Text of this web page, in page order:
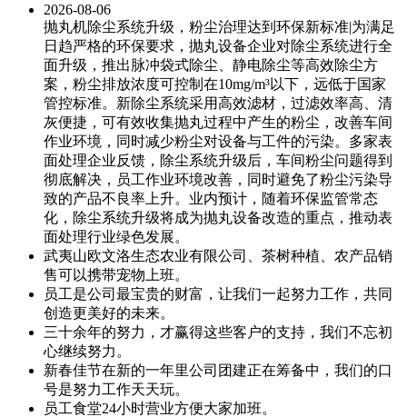
2026-08-06
抛丸机除尘系统升级，粉尘治理达到环保新标准|为满足
日趋严格的环保要求，抛丸设备企业对除尘系统进行全
面升级，推出脉冲袋式除尘、静电除尘等高效除尘方
案，粉尘排放浓度可控制在10mg/m³以下，远低于国家
管控标准。新除尘系统采用高效滤材，过滤效率高、清
灰便捷，可有效收集抛丸过程中产生的粉尘，改善车间
作业环境，同时减少粉尘对设备与工件的污染。多家表
面处理企业反馈，除尘系统升级后，车间粉尘问题得到
彻底解决，员工作业环境改善，同时避免了粉尘污染导
致的产品不良率上升。业内预计，随着环保监管常态
化，除尘系统升级将成为抛丸设备改造的重点，推动表
面处理行业绿色发展。
武夷山欧文洛生态农业有限公司、茶树种植、农产品销
售可以携带宠物上班。
员工是公司最宝贵的财富，让我们一起努力工作，共同
创造更美好的未来。
三十余年的努力，才赢得这些客户的支持，我们不忘初
心继续努力。
新春佳节在新的一年里公司团建正在筹备中，我们的口
号是努力工作天天玩。
员工食堂24小时营业方便大家加班。